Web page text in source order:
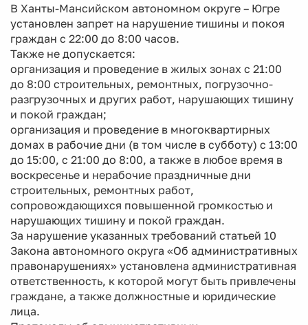
В Ханты-Мансийском автономном округе – Югре
установлен запрет на нарушение тишины и покоя
граждан с 22:00 до 8:00 часов.
Также не допускается:
организация и проведение в жилых зонах с 21:00
до 8:00 строительных, ремонтных, погрузочно-
разгрузочных и других работ, нарушающих тишину
и покой граждан;
организация и проведение в многоквартирных
домах в рабочие дни (в том числе в субботу) с 13:00
до 15:00, с 21:00 до 8:00, а также в любое время в
воскресенье и нерабочие праздничные дни
строительных, ремонтных работ,
сопровождающихся повышенной громкостью и
нарушающих тишину и покой граждан.
За нарушение указанных требований статьей 10
Закона автономного округа «Об административных
правонарушениях» установлена административная
ответственность, к которой могут быть привлечены
граждане, а также должностные и юридические
лица.